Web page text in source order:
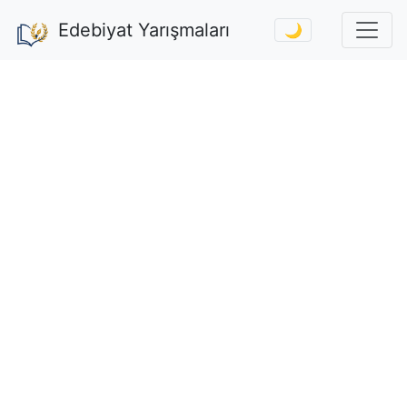
Edebiyat Yarışmaları 🌙